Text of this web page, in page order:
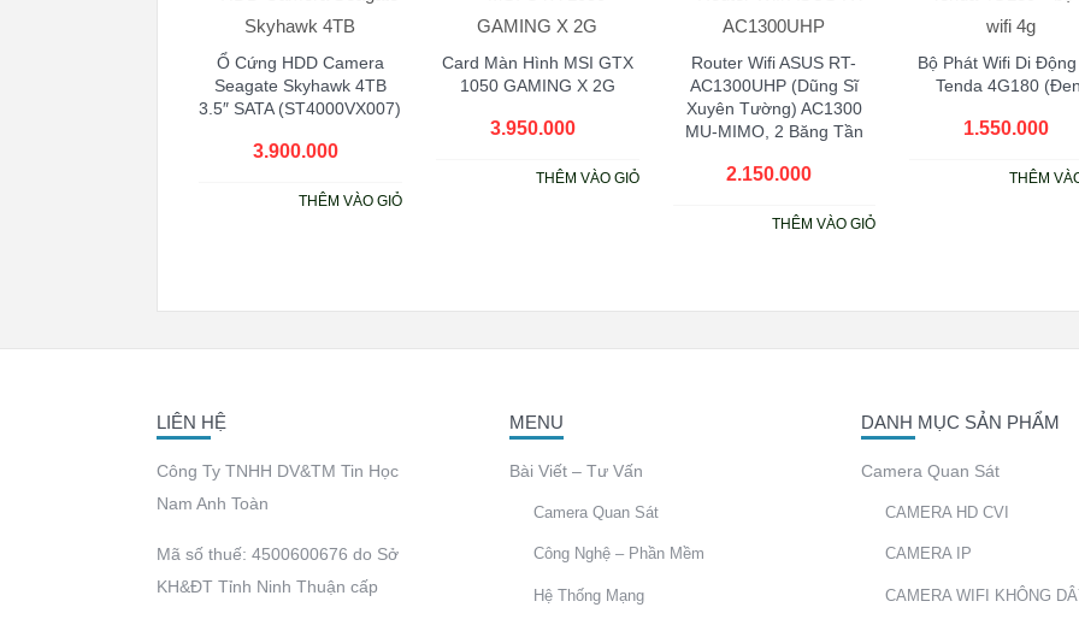
Ổ Cứng HDD Camera
Seagate Skyhawk 4TB
3.5″ SATA (ST4000VX007)
3.900.000₫
THÊM VÀO GIỎ
Card Màn Hình MSI GTX
1050 GAMING X 2G
3.950.000₫
THÊM VÀO GIỎ
Router Wifi ASUS RT-
AC1300UHP (Dũng Sĩ
Xuyên Tường) AC1300
MU-MIMO, 2 Băng Tần
2.150.000
THÊM VÀO GIỎ
Bộ Phát Wifi Di
Tenda 4G180
1.550.000
THÊM
LIÊN HỆ
Công Ty TNHH DV&TM Tin Học
Nam Anh Toàn
Mã số thuế: 4500600676 do Sở
KH&ĐT Tỉnh Ninh Thuận cấp
MENU
Bài Viết – Tư Vấn
Camera Quan Sát
Công Nghệ – Phần Mềm
Hệ Thống Mạng
DANH MỤC SẢN PHẨM
Camera Quan Sát
CAMERA HD CVI
CAMERA IP
CAMERA WIFI KHÔNG